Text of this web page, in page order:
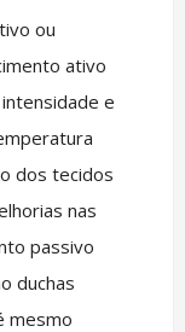
ou
ativo
e
dos tecidos
nas
passivo
duchas
mesmo